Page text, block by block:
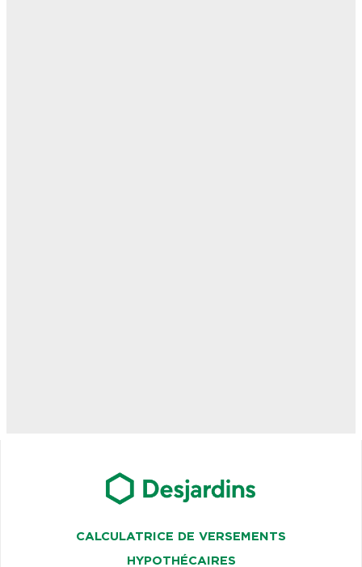
CALCULATRICE DE VERSEMENTS
HYPOTHÉCAIRES